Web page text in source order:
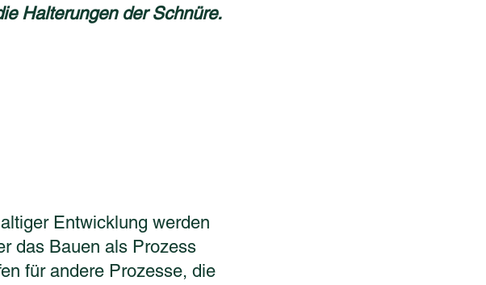
Halterungen der Schnüre.
Entwicklung werden
das Bauen als Prozess
für andere Prozesse, die